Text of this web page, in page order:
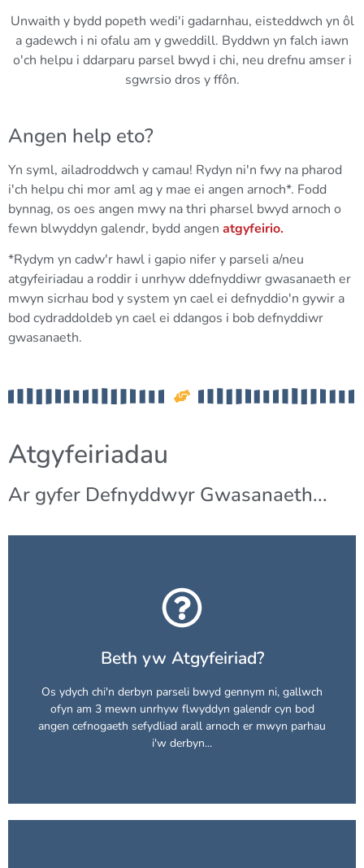
Unwaith y bydd popeth wedi'i gadarnhau, eisteddwch yn ôl
a gadewch i ni ofalu am y gweddill. Byddwn yn falch iawn
o'ch helpu i ddarparu parsel bwyd i chi, neu drefnu amser i
sgwrsio dros y ffôn.
Angen help eto?
Yn syml, ailadroddwch y camau! Rydyn ni'n fwy na pharod
i'ch helpu chi mor aml ag y mae ei angen arnoch*. Fodd
bynnag, os oes angen mwy na thri pharsel bwyd arnoch o
fewn blwyddyn galendr, bydd angen atgyfeirio.
*Rydym yn cadw'r hawl i gapio nifer y parseli a/neu
atgyfeiriadau a roddir i unrhyw ddefnyddiwr gwasanaeth er
mwyn sicrhau bod y system yn cael ei defnyddio'n gywir a
bod cydraddoldeb yn cael ei ddangos i bob defnyddiwr
gwasanaeth.
Atgyfeiriadau
Ar gyfer Defnyddwyr Gwasanaeth...
Beth yw Atgyfeiriad?
Os ydych chi'n derbyn parseli bwyd gennym ni, gallwch
ofyn am 3 mewn unrhyw flwyddyn galendr cyn bod
angen cefnogaeth sefydliad arall arnoch er mwyn parhau
i'w derbyn...
Er mwyn parhau i allu gofyn am barseli bwyd gennym ar
ôl eich terfyn parsel bwyd 3, byddai angen i chi gysylltu
ag un o'n partneriaid atgyfeirio, a fydd yn cysylltu â ni i'ch
cyfeirio. Byddant wedyn yn rhoi i chiRhif atgyfeirio